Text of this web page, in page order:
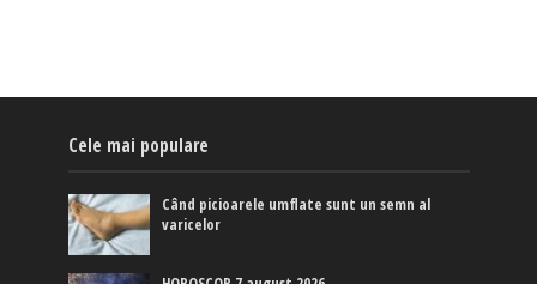
Cele mai populare
Când picioarele umflate sunt un semn al
varicelor